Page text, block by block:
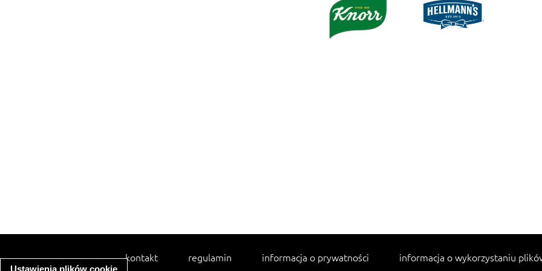
Ustawienia plików cookie
kontakt regulamin informacja o prywatności informacja o wykorzystaniu